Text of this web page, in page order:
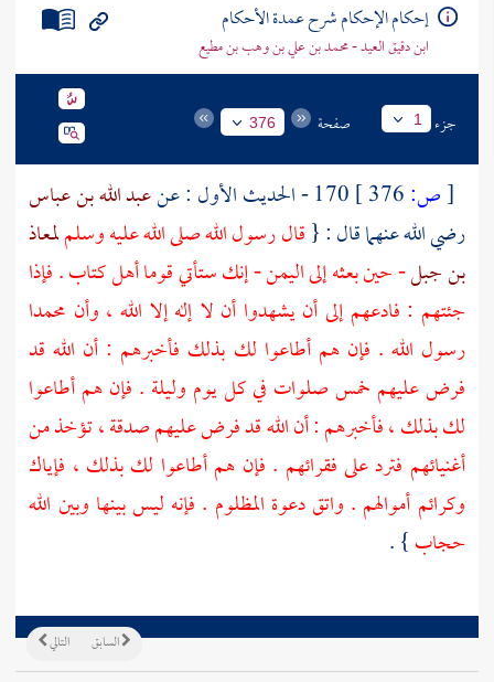
إحكام الإحكام شرح عمدة الأحكام
ابن دقيق العيد - محمد بن علي بن وهب بن مطيع
جزء 1 صفحة 376
[ص: 170 - الحديث الأول : عن
عبد الله بن عباس
رضي الله عنهما قال : {قال رسول الله صلى الله عليه وسلملمعاذ
بن جبل- حين بعثه إلىاليمن- إنك ستأتي قوما أهل كتاب . فإذا
جئتهم : فادعهم إلى أن يشهدوا أن لا إله إلا الله ، وأن محمدا
رسول الله . فإن هم أطاعوا لك بذلك فأخبرهم : أن الله قد
فرض عليهم خمس صلوات في كل يوم وليلة . فإن هم أطاعوا
لك بذلك ، فأخبرهم : أن الله قد فرض عليهم صدقة ، تؤخذ من
أغنيائهم فترد على فقرائهم . فإن هم أطاعوا لك بذلك ، فإياك
وكرائم أموالهم . واتق دعوة المظلوم . فإنه ليس بينها وبين الله
حجاب} .
التالي السابق